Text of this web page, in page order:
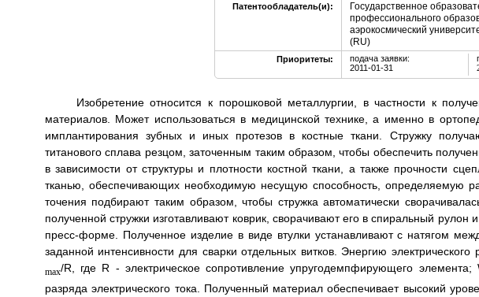
Патентообладатель(и):
Государственное
профессионального
аэрокосмический
(RU)
Приоритеты:
подача заявки:
2011-01-31
Изобретение относится к порошковой металлургии, в частности к
материалов. Может использоваться в медицинской технике, а именно в
имплантирования зубных и иных протезов в костные ткани. Стружку
титанового сплава резцом, заточенным таким образом, чтобы обеспечить
в зависимости от структуры и плотности костной ткани, а также прочности
тканью, обеспечивающих необходимую несущую способность, определяемую
точения подбирают таким образом, чтобы стружка автоматически
полученной стружки изготавливают коврик, сворачивают его в спиральный рулон
пресс-форме. Полученное изделие в виде втулки устанавливают с натягом
заданной интенсивности для сварки отдельных витков. Энергию
max/R, где R - электрическое сопротивление упругодемпфирующего элемента;
разряда электрического тока. Полученный материал обеспечивает высокий